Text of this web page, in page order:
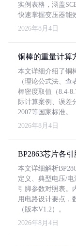
实例表格，涵盖
快速掌握变压器能
2026年8月4日
铜棒的重量计算
本文详细介绍了铜
（理论公式法、
棒密度取值（8.4-
际计算案例、误差
2007等国家标准。
2026年8月4日
BP2863芯片各
本文详细解析
定义、典型电压/
引脚参数对照表。
用电路设计要点，
（版本V1.2）。
2026年8月4日